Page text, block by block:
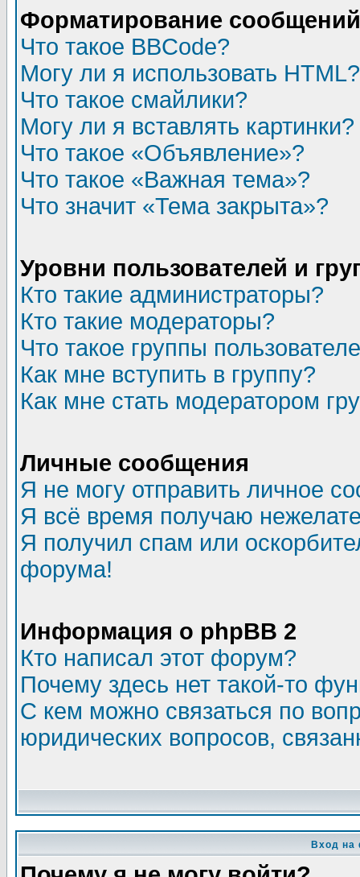
Форматирование
Что такое BBCode?
Могу ли я использовать HTML?
Что такое смайлики?
Могу ли я вставлять картинки?
Что такое «Объявление»?
Что такое «Важная тема»?
Что значит «Тема закрыта»?
Уровни пользователей и
Кто такие администраторы?
Кто такие модераторы?
Что такое группы
Как мне вступить в группу?
Как мне стать модератором
Личные сообщения
Я не могу отправить личное
Я всё время получаю
Я получил спам или
форума!
Информация о phpBB 2
Кто написал этот форум?
Почему здесь нет такой-то
С кем можно связаться по
юридических вопросов,
Вход на